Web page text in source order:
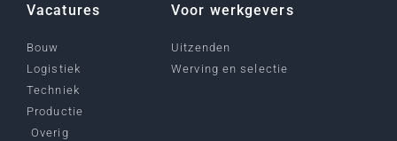
Vacatures
Bouw
Logistiek
Techniek
Productie
Overig
Voor werkgevers
Uitzenden
Werving en selectie